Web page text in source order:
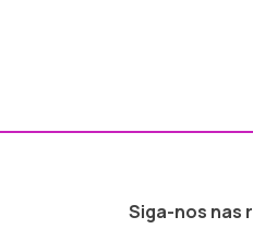
Siga-nos nas